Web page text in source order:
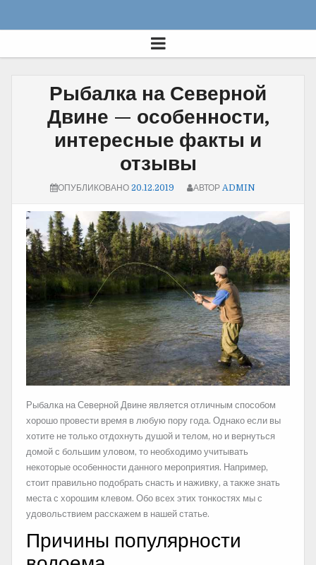
Рыбалка на Северной
Двине — особенности,
интересные факты и
отзывы
ОПУБЛИКОВАНО 20.12.2019 АВТОР ADMIN
Рыбалка на Северной Двине является отличным способом
хорошо провести время в любую пору года. Однако если вы
хотите не только отдохнуть душой и телом, но и вернуться
домой с большим уловом, то необходимо учитывать
некоторые особенности данного мероприятия. Например,
стоит правильно подобрать снасть и наживку, а также знать
места с хорошим клевом. Обо всех этих тонкостях мы с
удовольствием расскажем в нашей статье.
Причины популярности